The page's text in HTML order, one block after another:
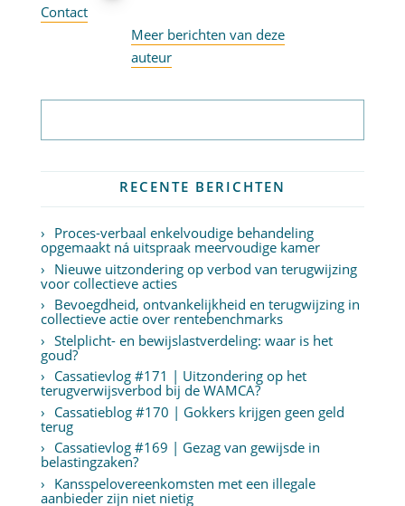
Contact
Meer berichten van deze
auteur
RECENTE BERICHTEN
Proces-verbaal enkelvoudige behandeling
opgemaakt ná uitspraak meervoudige kamer
Nieuwe uitzondering op verbod van terugwijzing
voor collectieve acties
Bevoegdheid, ontvankelijkheid en terugwijzing in
collectieve actie over rentebenchmarks
Stelplicht- en bewijslastverdeling: waar is het
goud?
Cassatievlog #171 | Uitzondering op het
terugverwijsverbod bij de WAMCA?
Cassatieblog #170 | Gokkers krijgen geen geld
terug
Cassatievlog #169 | Gezag van gewijsde in
belastingzaken?
Kansspelovereenkomsten met een illegale
aanbieder zijn niet nietig